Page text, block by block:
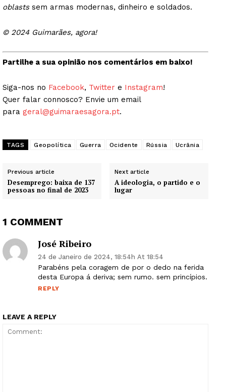
oblastssem armas modernas, dinheiro e soldados.
© 2024 Guimarães, agora!
Partilhe a sua opinião nos comentários em baixo!
Siga-nos no Facebook, Twitter e Instagram!
Quer falar connosco? Envie um email
para geral@guimaraesagora.pt.
TAGS Geopolítica Guerra Ocidente Rússia Ucrânia
Previous article
Desemprego: baixa de 137
pessoas no final de 2023
Next article
A ideologia, o partido e o
lugar
1 COMMENT
José Ribeiro
24 de Janeiro de 2024, 18:54h At 18:54
Parabéns pela coragem de por o dedo na ferida
desta Europa á deriva; sem rumo. sem princípios.
REPLY
LEAVE A REPLY